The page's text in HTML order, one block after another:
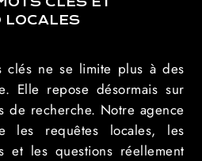
LOCALES
clés ne se limite plus à des
Elle repose désormais sur
de recherche. Notre agence
les requêtes locales, les
et les questions réellement